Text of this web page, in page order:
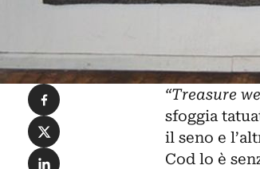
“Treasure
sfoggia
il seno e
Cod lo è
Condividi su Facebook
Condividi su X
Condividi su LinkedIn